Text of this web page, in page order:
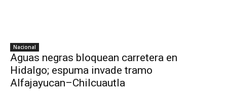
Nacional
Aguas negras bloquean carretera en
Hidalgo; espuma invade tramo
Alfajayucan–Chilcuautla